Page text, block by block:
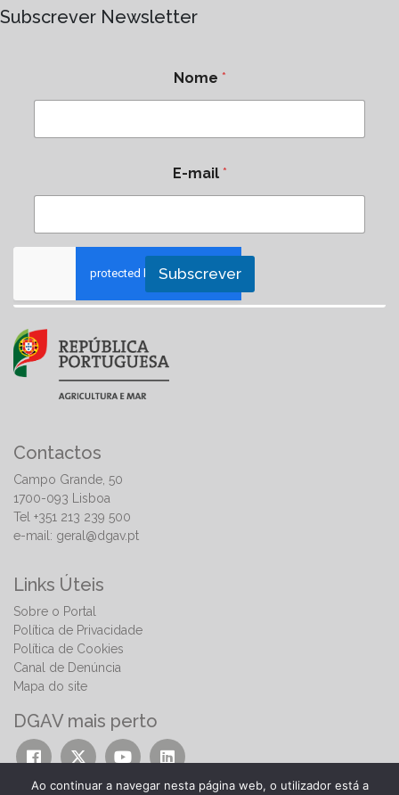
Subscrever Newsletter
Nome *
E-mail *
Subscrever
Contactos
Campo Grande, 50
1700-093 Lisboa
Tel +351 213 239 500
e-mail: geral@dgav.pt
Links Úteis
Sobre o Portal
Política de Privacidade
Política de Cookies
Canal de Denúncia
Mapa do site
DGAV mais perto
Ao continuar a navegar nesta página web, o utilizador está a